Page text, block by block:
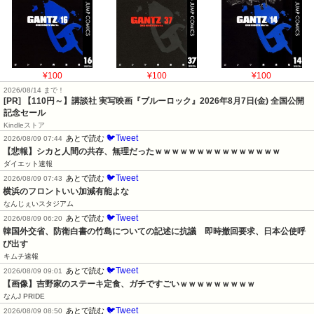
¥100 ¥100 ¥100
2026/08/14 まで！
[PR]
【110円～】講談社 実写映画『ブルーロック』2026年8月7日(金) 全国公開
記念セール
Kindleストア
2026/08/09 07:44 あとで読む 🐦Tweet
【悲報】シカと人間の共存、無理だったｗｗｗｗｗｗｗｗｗｗｗｗｗｗｗ
ダイエット速報
2026/08/09 07:43
あとで読む 🐦Tweet
横浜のフロントいい加減有能よな
なんじぇいスタジアム
2026/08/09 06:20
あとで読む 🐦Tweet
韓国外交省、防衛白書の竹島についての記述に抗議　即時撤回要求、日本公使呼
び出す
キムチ速報
2026/08/09 09:01
あとで読む 🐦Tweet
【画像】吉野家のステーキ定食、ガチですごいｗｗｗｗｗｗｗｗｗ
なんJ PRIDE
2026/08/09 08:50
あとで読む 🐦Tweet